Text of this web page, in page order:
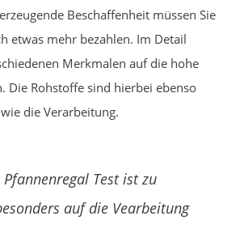
Beschaffenheit müssen Sie
etwas mehr bezahlen. Im Detail
Merkmalen auf die hohe
Die Rohstoffe sind hierbei ebenso
die Verarbeitung.
Test ist zu
auf die Vearbeitung